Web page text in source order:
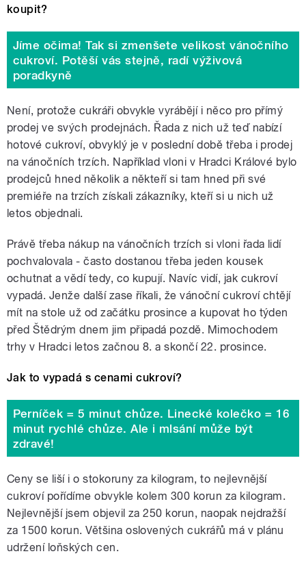
koupit?
Jíme očima! Tak si zmenšete velikost vánočního
cukroví. Potěší vás stejně, radí výživová
poradkyně
Není, protože cukráři obvykle vyrábějí i něco pro přímý
prodej ve svých prodejnách. Řada z nich už teď nabízí
hotové cukroví, obvyklý je v poslední době třeba i prodej
na vánočních trzích. Například vloni v Hradci Králové bylo
prodejců hned několik a někteří si tam hned při své
premiéře na trzích získali zákazníky, kteří si u nich už
letos objednali.
Právě třeba nákup na vánočních trzích si vloni řada lidí
pochvalovala - často dostanou třeba jeden kousek
ochutnat a vědí tedy, co kupují. Navíc vidí, jak cukroví
vypadá. Jenže další zase říkali, že vánoční cukroví chtějí
mít na stole už od začátku prosince a kupovat ho týden
před Štědrým dnem jim připadá pozdě. Mimochodem
trhy v Hradci letos začnou 8. a skončí 22. prosince.
Jak to vypadá s cenami cukroví?
Perníček = 5 minut chůze. Linecké kolečko = 16
minut rychlé chůze. Ale i mlsání může být
zdravé!
Ceny se liší i o stokoruny za kilogram, to nejlevnější
cukroví pořídíme obvykle kolem 300 korun za kilogram.
Nejlevnější jsem objevil za 250 korun, naopak nejdražší
za 1500 korun. Většina oslovených cukrářů má v plánu
udržení loňských cen.